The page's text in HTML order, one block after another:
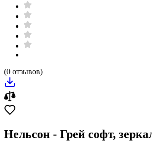
(0 отзывов)
Нельсон - Грей софт,